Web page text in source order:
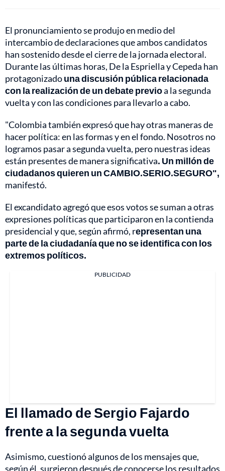
El pronunciamiento se produjo en medio del
intercambio de declaraciones que ambos candidatos
han sostenido desde el cierre de la jornada electoral.
Durante las últimas horas, De la Espriella y Cepeda han
protagonizadouna discusión pública relacionada
con la realización de un debate previoa la segunda
vuelta y con las condiciones para llevarlo a cabo.
"Colombia también expresó que hay otras maneras de
hacer política: en las formas y en el fondo. Nosotros no
logramos pasar a segunda vuelta, pero nuestras ideas
están presentes de manera significativa. Un millón de
ciudadanos quieren un CAMBIO.SERIO.SEGURO",
manifestó.
El excandidato agregó que esos votos se suman a otras
expresiones políticas que participaron en la contienda
presidencial y que, según afirmó, representan una
parte de la ciudadanía que no se identifica con los
extremos políticos.
PUBLICIDAD
El llamado de Sergio Fajardo
frente a la segunda vuelta
Asimismo, cuestionó algunos de los mensajes que,
según él, surgieron después de conocerse los resultados